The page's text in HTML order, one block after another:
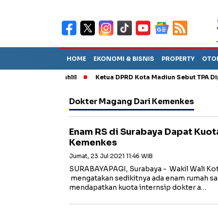
HOME EKONOMI & BISNIS PROPERTY
Ketua DPRD Kota Madiun Sebut TPA
Dokter Magang Dari Kemenkes
Enam RS di Surabaya Dapat
Kemenkes
Jumat, 23 Jul 2021 11:46 WIB
SURABAYAPAGI, Surabaya - Wakil Wali
mengatakan sedikitnya ada enam rumah
mendapatkan kuota internsip dokter a…